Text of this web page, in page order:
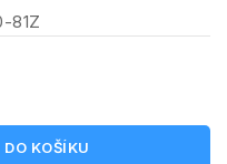
81Z
DO KOŠÍKU